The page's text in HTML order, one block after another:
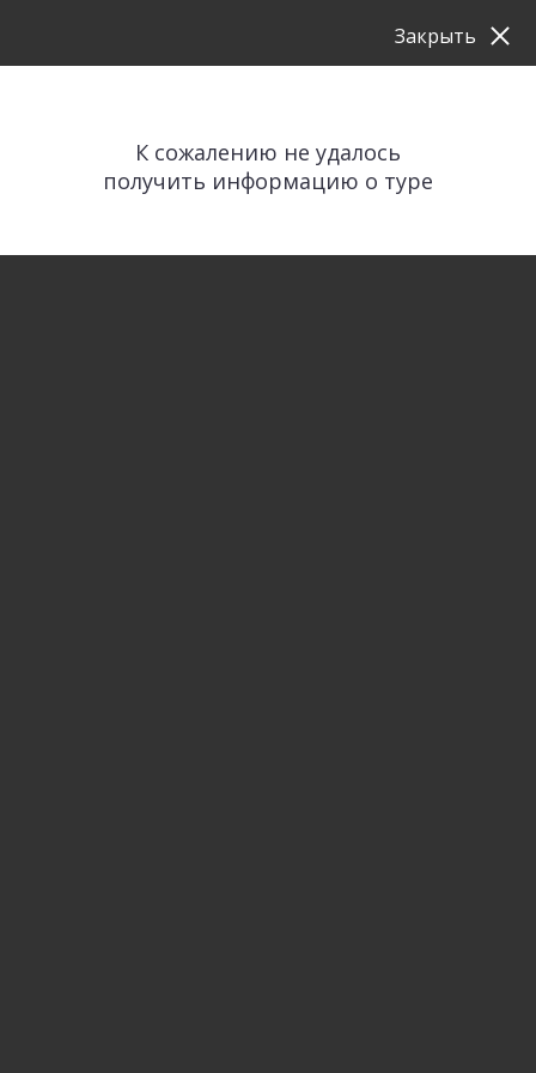
К сожалению не удалось
получить информацию о туре
Закрыть